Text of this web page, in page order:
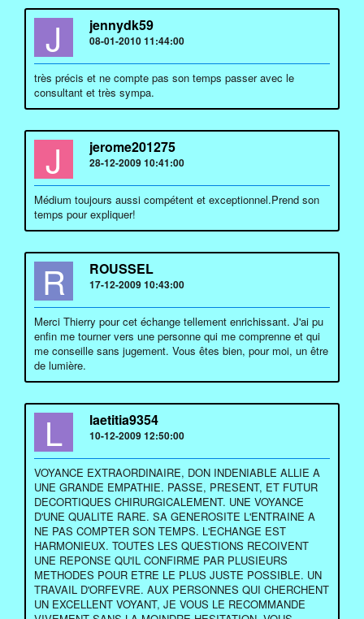
J jennydk59
08-01-2010 11:44:00
très précis et ne compte pas son temps passer avec le
consultant et très sympa.
J jerome201275
28-12-2009 10:41:00
Médium toujours aussi compétent et exceptionnel.Prend son
temps pour expliquer!
R ROUSSEL
17-12-2009 10:43:00
Merci Thierry pour cet échange tellement enrichissant. J'ai pu
enfin me tourner vers une personne qui me comprenne et qui
me conseille sans jugement. Vous êtes bien, pour moi, un être
de lumière.
L laetitia9354
10-12-2009 12:50:00
VOYANCE EXTRAORDINAIRE, DON INDENIABLE ALLIE A
UNE GRANDE EMPATHIE. PASSE, PRESENT, ET FUTUR
DECORTIQUES CHIRURGICALEMENT. UNE VOYANCE
D'UNE QUALITE RARE. SA GENEROSITE L'ENTRAINE A
NE PAS COMPTER SON TEMPS. L'ECHANGE EST
HARMONIEUX. TOUTES LES QUESTIONS RECOIVENT
UNE REPONSE QU'IL CONFIRME PAR PLUSIEURS
METHODES POUR ETRE LE PLUS JUSTE POSSIBLE. UN
TRAVAIL D'ORFEVRE. AUX PERSONNES QUI CHERCHENT
UN EXCELLENT VOYANT, JE VOUS LE RECOMMANDE